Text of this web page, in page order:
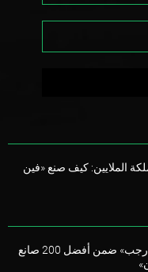
الملايين: كيف صنع «فين
اختيار رائد الأعمال «محمد رجب» ضمن أفضل 200 صانع